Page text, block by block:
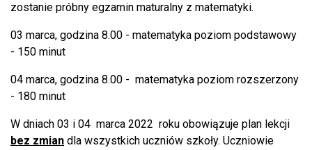
zostanie próbny egzamin maturalny z matematyki.
03 marca, godzina 8.00 - matematyka poziom podstawowy
- 150 minut
04 marca, godzina 8.00 - matematyka poziom rozszerzony
- 180 minut
W dniach 03 i 04 marca 2022 roku obowiązuje plan lekcji
bez zmian dla wszystkich uczniów szkoły. Uczniowie